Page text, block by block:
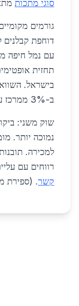
סוגי מתכות
דוחפת קבלנים
בישראל.
ב-3% ממרכז עקב לוגיסטיקה.
שוק משני:
נמוכה יותר.
רווחים עם
קשר. (ספירת